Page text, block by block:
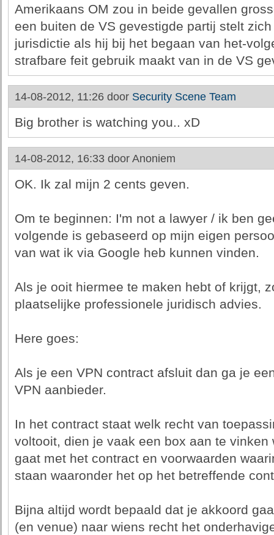
Amerikaans OM zou in beide gevallen
een buiten de VS gevestigde partij stelt
jurisdictie als hij bij het begaan van het-
strafbare feit gebruik maakt van in de VS
14-08-2012, 11:26 door Security Scene Team
Big brother is watching you.. xD
14-08-2012, 16:33 door Anoniem
OK. Ik zal mijn 2 cents geven.
Om te beginnen: I'm not a lawyer / ik ben
volgende is gebaseerd op mijn eigen
van wat ik via Google heb kunnen vinden.
Als je ooit hiermee te maken hebt of krijgt,
plaatselijke professionele juridisch advies.
Here goes:
Als je een VPN contract afsluit dan ga je
VPN aanbieder.
In het contract staat welk recht van
voltooit, dien je vaak een box aan te
gaat met het contract en voorwaarden
staan waaronder het op het betreffende
Bijna altijd wordt bepaald dat je akkoord
(en venue) naar wiens recht het